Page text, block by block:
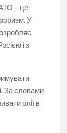
– це
У
і з
За словами
олії в